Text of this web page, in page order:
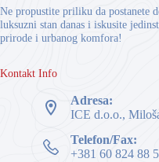
Ne propustite priliku da postanete
luksuzni stan danas i iskusite
prirode i urbanog komfora!
Kontakt Info
Adresa:
ICE d.o.o.,
Telefon/Fax:
+381 60 824 88